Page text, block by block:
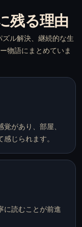
残る理由
ズル解決、継続的な生
物語にまとめていま
があり、部屋、
じられます。
に読むことが前進